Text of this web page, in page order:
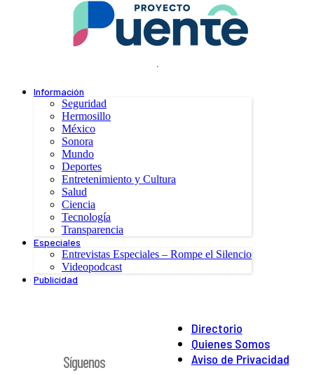
.
Información
Seguridad
Hermosillo
México
Sonora
Mundo
Deportes
Entretenimiento y Cultura
Salud
Ciencia
Tecnología
Transparencia
Especiales
Entrevistas Especiales – Rompe el Silencio
Videopodcast
Publicidad
Directorio
Quienes Somos
Aviso de Privacidad
Síguenos